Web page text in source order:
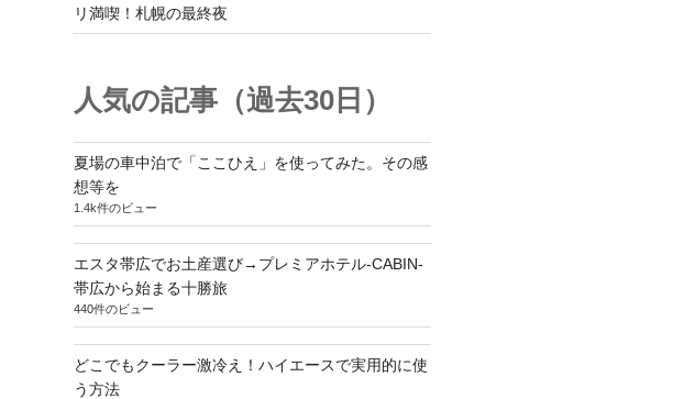
リ満喫！札幌の最終夜
人気の記事（過去30日）
夏場の車中泊で「ここひえ」を使ってみた。その感
想等を
1.4k件のビュー
エスタ帯広でお土産選び→プレミアホテル-CABIN-
帯広から始まる十勝旅
440件のビュー
どこでもクーラー激冷え！ハイエースで実用的に使
う方法